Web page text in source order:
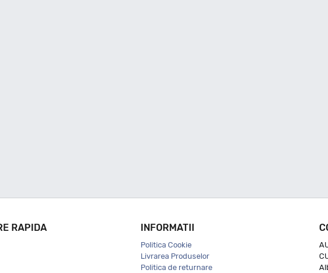
RAPIDA INFORMATII
Politica Cookie
Livrarea Produselor
Politica de returnare